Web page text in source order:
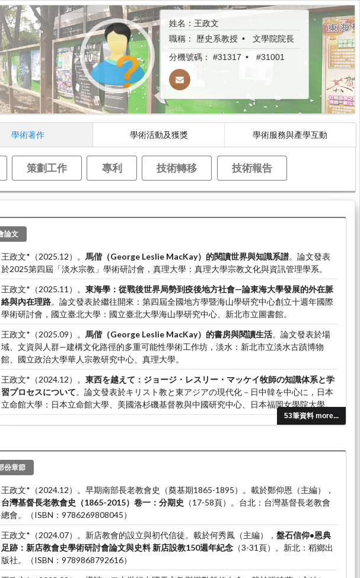
姓名：王政文
職稱： 歷史系教授
文學院院長
分機號碼： #31317 #31001
學術著作 學術活動及獲獎 學術服務與產學互動
策劃工作 專利 技術轉移 技術報告
論文
53筆資料 more...
王政文*（2025.12）。 馬偕（George Leslie MacKay）的閱讀世界與知識系譜。論文發表
於2025第四屆「淡水宗教」學術研討會，真理大學：真理大學宗教文化與資訊管理學系。
王政文*（2025.11）。 東海學：從戰後世界局勢到疫後地方社會—論東海大學發展的外在脈
絡與內在理路。論文發表於繼往開來：第四屆全國地方學暨海山學研究中心創立十週年國際
學術研討會，國立臺北大學：國立臺北大學海山學研究中心、新北市立圖書館。
王政文*（2025.09）。 馬偕（George Leslie MacKay）的書房與閱讀生活。論文發表於場
域、文資與人群—建構文化路徑的多重可能性學術工作坊，淡水：新北市立淡水古蹟博物
館、國立政治大學華人宗教研究中心、真理大學。
王政文*（2024.12）。 東西を越えて：ジョージ・レスリー・マッケイ牧師の知識体系と学
習プロセスについて。論文發表於キリスト教と東アジアの現代化－日中韓を中心に，日本
立命館大學：日本立命館大學、美國洛杉磯基督教與中國研究中心、日本福岡女學院大學。
王政文*、洪健榮、范純武（2024.12）。臺灣民俗與宗教史的研究回顧與展望（2022-
範大學臺灣史研究所、中央研究院臺灣史研究所主辦。
份章節
王政文*（2024.12）。早期南部長老教會史（奠基期1865-1895）。載於鄭仰恩（主編），
台灣基督長老教會史（1865-2015）卷一：分期史 （17-58頁）。台北：台灣基督長老教會
總會。（ISBN：9786269808045）
王政文*（2024.07）。新店教會的設立與初代信徒。載於何秀鳳（主編）， 盤石信仰•恩典
足跡：新店教會史學術研討會論文與史料 新店設教150週年紀念 （3-31頁）。新北：稻鄉出
版社。（ISBN：9789868792616）